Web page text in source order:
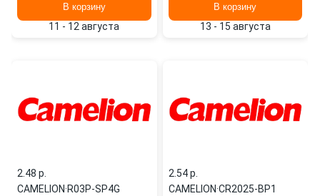
В корзину
11 - 12 августа
В корзину
13 - 15 августа
2.48 p.
CAMELION·R03P-SP4G
2.54 p.
CAMELION·CR2025-BP1